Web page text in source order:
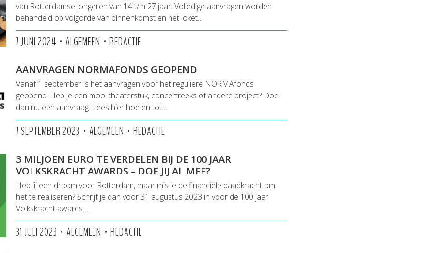
van Rotterdamse jongeren van 14 t/m 27 jaar. Volledige aanvragen worden
behandeld op volgorde van binnenkomst en het loket…
7 JUNI 2024 • ALGEMEEN • REDACTIE
AANVRAGEN NORMAFONDS GEOPEND
Vanaf 1 september is het aanvragen voor het reguliere NORMAfonds
geopend. Heb je een mooi theaterstuk, concertreeks of andere project? Doe
dan nu een aanvraag. Lees hier hoe en tot…
7 SEPTEMBER 2023 • ALGEMEEN • REDACTIE
3 MILJOEN EURO TE VERDELEN BIJ DE 100 JAAR
VOLKSKRACHT AWARDS – DOE JIJ AL MEE?
Heb jij een droom voor Rotterdam, maar mis je de financiële daadkracht om
het te realiseren? Schrijf je dan voor 31 augustus 2023 in voor de 100 jaar
Volkskracht awards…
31 JULI 2023 • ALGEMEEN • REDACTIE